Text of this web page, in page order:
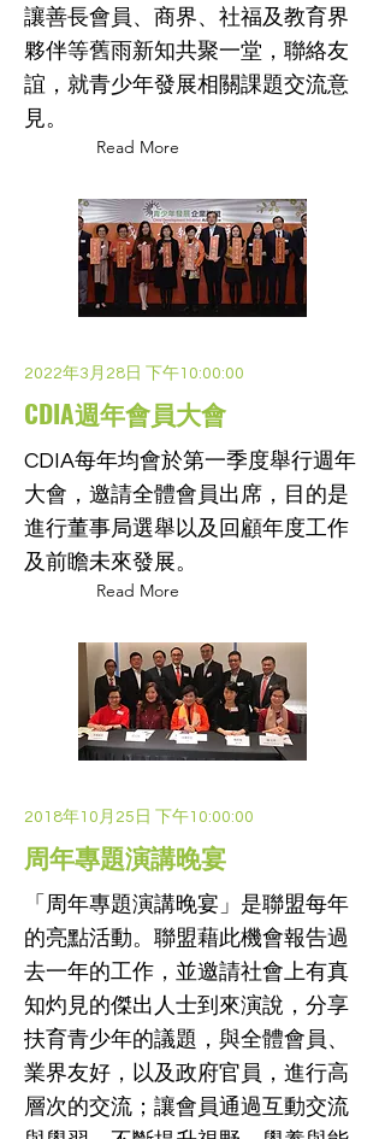
讓善長會員、商界、社福及教育界
夥伴等舊雨新知共聚一堂，聯絡友
誼，就青少年發展相關課題交流意
見。
Read More
2022年3月28日 下午10:00:00
CDIA週年會員大會
CDIA每年均會於第一季度舉行週年
大會，邀請全體會員出席，目的是
進行董事局選舉以及回顧年度工作
及前瞻未來發展。
Read More
2018年10月25日 下午10:00:00
周年專題演講晚宴
「周年專題演講晚宴」是聯盟每年
的亮點活動。聯盟藉此機會報告過
去一年的工作，並邀請社會上有真
知灼見的傑出人士到來演說，分享
扶育青少年的議題，與全體會員、
業界友好，以及政府官員，進行高
層次的交流；讓會員通過互動交流